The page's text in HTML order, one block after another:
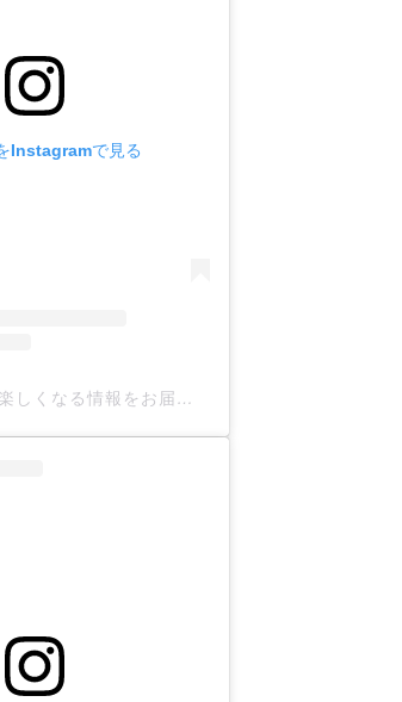
Instagramで見る
Caddy [ゴルフが楽しくなる情報をお届け